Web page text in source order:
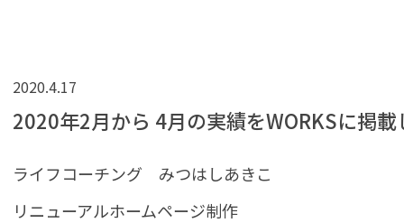
2020.4.17
2020年2月から 4月の実績をWORKSに掲載
ライフコーチング みつはしあきこ
リニューアルホームページ制作